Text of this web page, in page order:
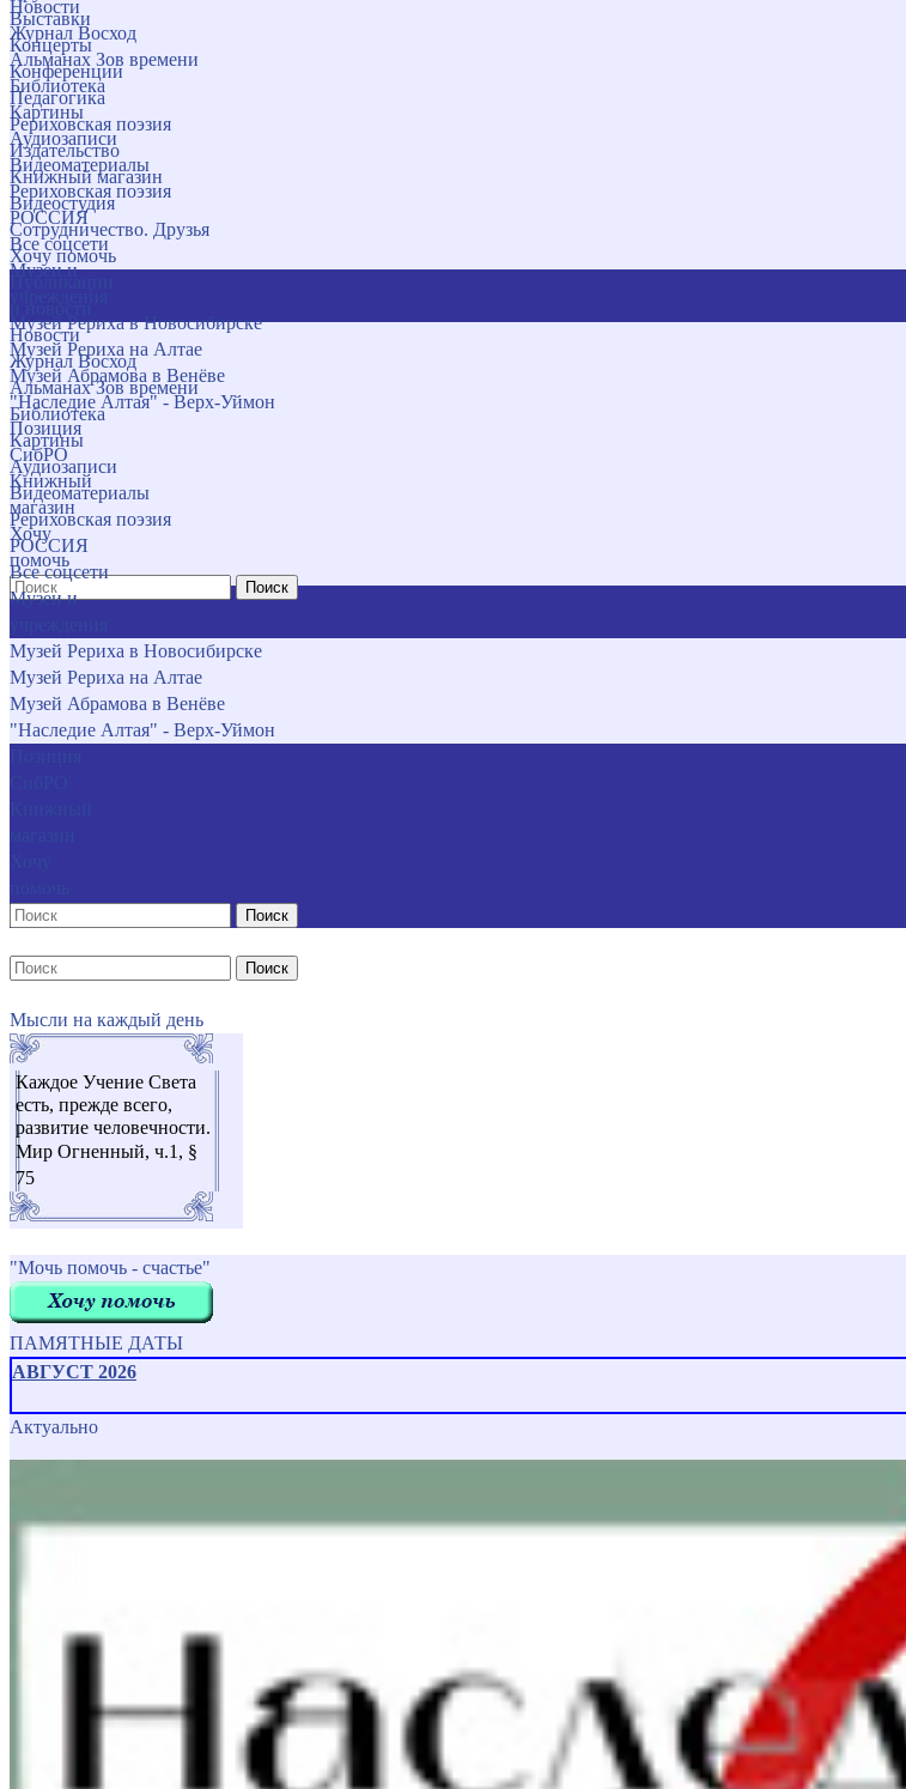
Новости
Журнал Восход
Альманах Зов времени
Библиотека
Картины
Аудиозаписи
Видеоматериалы
Рериховская поэзия
РОССИЯ
Все соцсети
Музеи и
Музей Рериха в Новосибирске
Музей Рериха на Алтае
Музей Абрамова в Венёве
"Наследие Алтая" - Верх-Уймон
Позиция
СибРО
Книжный
магазин
Хочу
помочь
Поиск
Выставки
Концерты
Конференции
Педагогика
Рериховская поэзия
Издательство
Книжный магазин
Видеостудия
Сотрудничество. Друзья
Хочу помочь
Новости
Журнал Восход
Альманах Зов времени
Библиотека
Картины
Аудиозаписи
Видеоматериалы
Рериховская поэзия
РОССИЯ
Все соцсети
Музеи и
Музей Рериха в Новосибирске
Музей Рериха на Алтае
Музей Абрамова в Венёве
"Наследие Алтая" - Верх-Уймон
Поиск
Поиск
Мысли на каждый день
Каждое Учение Света
есть, прежде всего,
развитие человечности.
Мир Огненный, ч.1, §
75
"Мочь помочь - счастье"
ПАМЯТНЫЕ ДАТЫ
АВГУСТ 2026
Актуально